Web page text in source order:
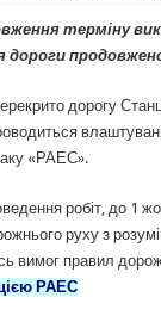
терміну
дорогу
«РАЕС».
робіт, до 1
руху з
вимог правил
РАЕС